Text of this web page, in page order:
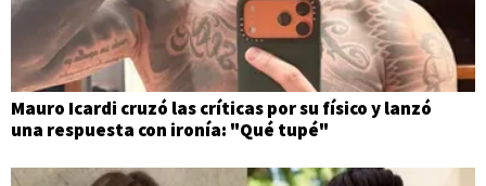
Mauro Icardi cruzó las críticas por su físico y lanzó
una respuesta con ironía: "Qué tupé"